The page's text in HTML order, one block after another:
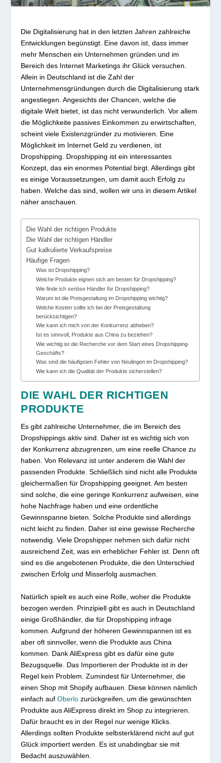
Die Digitalisierung hat in den letzten Jahren zahlreiche
Entwicklungen begünstigt. Eine davon ist, dass immer
mehr Menschen ein Unternehmen gründen und im
Bereich des Internet Marketings ihr Glück versuchen.
Allein in Deutschland ist die Zahl der
Unternehmensgründungen durch die Digitalisierung stark
angestiegen. Angesichts der Chancen, welche die
digitale Welt bietet, ist das nicht verwunderlich. Vor allem
die Möglichkeite passives Einkommen zu erwirtschaften,
scheint viele Existenzgründer zu motivieren. Eine
Möglichkeit im Internet Geld zu verdienen, ist
Dropshipping. Dropshipping ist ein interessantes
Konzept, das ein enormes Potential birgt. Allerdings gibt
es einige Voraussetzungen, um damit auch Erfolg zu
haben. Welche das sind, wollen wir uns in diesem Artikel
näher anschauen.
Die Wahl der richtigen Produkte
Die Wahl der richtigen Händler
Gut kalkulierte Verkaufspreise
Häufige Fragen
Was ist Dropshipping?
Welche Produkte eignen sich am besten für Dropshipping?
Wie finde ich seriöse Händler für Dropshipping?
Warum ist die Preisgestaltung im Dropshipping wichtig?
Welche Kosten sollte ich bei der Preisgestaltung
berücksichtigen?
Wie kann ich mich von der Konkurrenz abheben?
Ist es sinnvoll, Produkte aus China zu beziehen?
Wie wichtig ist die Recherche vor dem Start eines Dropshipping-
Geschäfts?
Was sind die häufigsten Fehler von Neulingen im Dropshipping?
Wie kann ich die Qualität der Produkte sicherstellen?
DIE WAHL DER RICHTIGEN
PRODUKTE
Es gibt zahlreiche Unternehmer, die im Bereich des
Dropshippings aktiv sind. Daher ist es wichtig sich von
der Konkurrenz abzugrenzen, um eine reelle Chance zu
haben. Von Relevanz ist unter anderem die Wahl der
passenden Produkte. Schließlich sind nicht alle Produkte
gleichermaßen für Dropshipping geeignet. Am besten
sind solche, die eine geringe Konkurrenz aufweisen, eine
hohe Nachfrage haben und eine ordentliche
Gewinnspanne bieten. Solche Produkte sind allerdings
nicht leicht zu finden. Daher ist eine gewisse Recherche
notwendig. Viele Dropshipper nehmen sich dafür nicht
ausreichend Zeit, was ein erheblicher Fehler ist. Denn oft
sind es die angebotenen Produkte, die den Unterschied
zwischen Erfolg und Misserfolg ausmachen.
Natürlich spielt es auch eine Rolle, woher die Produkte
bezogen werden. Prinzipiell gibt es auch in Deutschland
einige Großhändler, die für Dropshipping infrage
kommen. Aufgrund der höheren Gewinnspannen ist es
aber oft sinnvoller, wenn die Produkte aus China
kommen. Dank AliExpress gibt es dafür eine gute
Bezugsquelle. Das Importieren der Produkte ist in der
Regel kein Problem. Zumindest für Unternehmer, die
einen Shop mit Shopify aufbauen. Diese können nämlich
einfach aufOberlo zurückgreifen, um die gewünschten
Produkte aus AliExpress direkt im Shop zu integrieren.
Dafür braucht es in der Regel nur wenige Klicks.
Allerdings sollten Produkte selbsterklärend nicht auf gut
Glück importiert werden. Es ist unabdingbar sie mit
Bedacht auszuwählen.